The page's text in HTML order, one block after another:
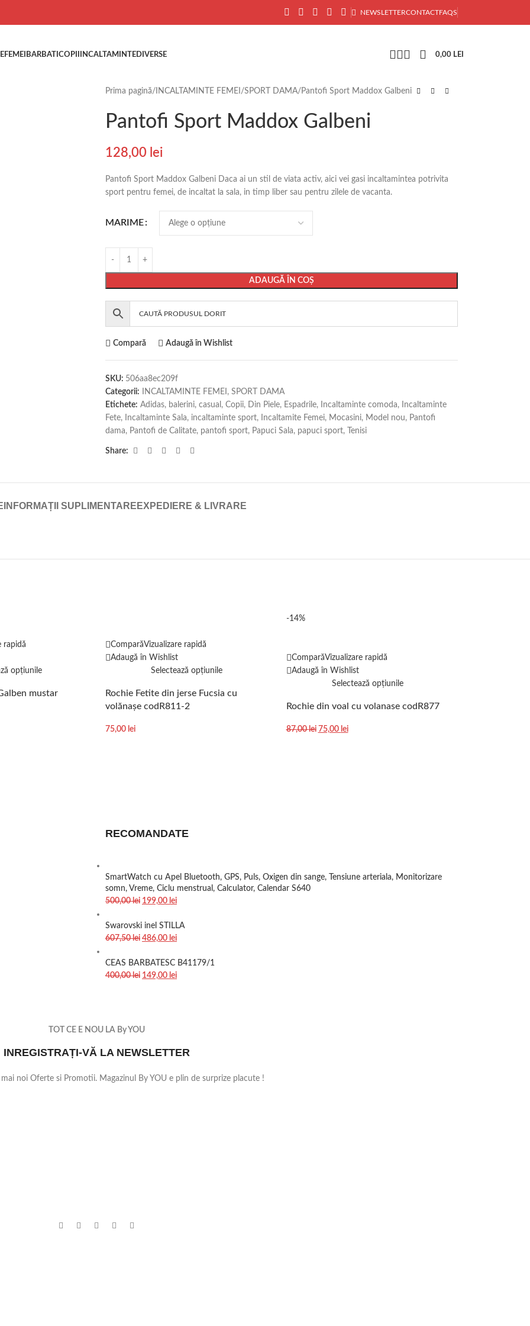
NEWSLETTERCONTACTFAQS
FEMEI BARBATI COPII INCALTAMINTEDIVERSE 0,00 LEI
Prima pagină INCALTAMINTE FEMEI SPORT DAMA Pantofi Sport Maddox Galbeni
Pantofi Sport Maddox Galbeni
128,00 lei
Pantofi Sport Maddox Galbeni Daca ai un stil de viata activ, aici vei gasi incaltamintea potrivita
sport pentru femei, de incaltat la sala, in timp liber sau pentru zilele de vacanta.
MARIME
ADAUGĂ ÎN COȘ
Compară Adaugă în Wishlist
SKU: 506aa8ec209f
Categorii:
INCALTAMINTE FEMEI , SPORT DAMA
Etichete: Adidas, balerini, casual , Copii, Din Piele, Espadrile, Incaltaminte comoda,
Incaltaminte
Fete, Incaltaminte Sala, incaltaminte sport, Incaltamite Femei, Mocasini, Model nou, Pantofi
dama, Pantofi de Calitate, pantofi sport, Papuci Sala, papuci sport, Tenisi
Share:
INFORMAȚII SUPLIMENTARE EXPEDIERE & LIVRARE
rapidă
opțiunile
mustar
ComparăVizualizare rapidă
Adaugă în Wishlist
Selectează opțiunile
Rochie Fetite din jerse Fucsia cu
volănașe codR811-2
75,00 lei
-14%
ComparăVizualizare rapidă
Adaugă în Wishlist
Selectează opțiunile
Rochie din voal cu volanase codR877
87,00lei 75,00 lei
RECOMANDATE
SmartWatch cu Apel Bluetooth, GPS, Puls, Oxigen din sange, Tensiune arteriala, Monitorizare
somn, Vreme, Ciclu menstrual, Calculator, Calendar S640
500,00lei 199,00 lei
Swarovski inel STILLA
607,50lei 486,00 lei
CEAS BARBATESC B41179/1
400,00lei 149,00 lei
TOT CE E NOU LA By YOU
INREGISTRAȚI-VĂ LA NEWSLETTER
noi Oferte si Promotii. Magazinul By YOU e plin de surprize placute !